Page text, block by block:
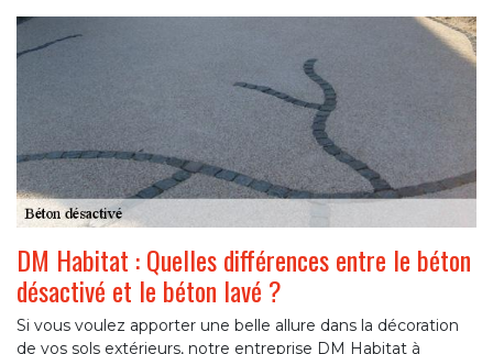
DM Habitat : Quelles différences entre le béton
désactivé et le béton lavé ?
Si vous voulez apporter une belle allure dans la décoration
de vos sols extérieurs, notre entreprise DM Habitat à